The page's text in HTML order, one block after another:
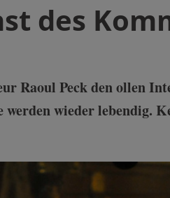
des
Raoul Peck den ollen
wieder lebendig.